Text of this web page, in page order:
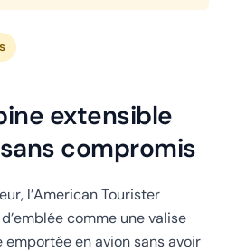
extensible
compromis
l’American Tourister
comme une valise
en avion sans avoir